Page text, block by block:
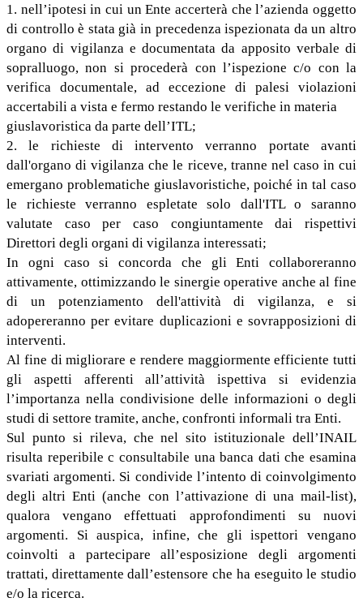
1. nell’ipotesi in cui un Ente accerterà che l’azienda oggetto
di controllo è stata già in precedenza ispezionata da un altro
organo di vigilanza e documentata da apposito verbale di
sopralluogo, non si procederà con l’ispezione c/o con la
verifica documentale, ad eccezione di palesi violazioni
accertabili a vista e fermo restando le verifiche in materia
giuslavoristica da parte dell’ITL;
2. le richieste di intervento verranno portate avanti
dall'organo di vigilanza che le riceve, tranne nel caso in cui
emergano problematiche giuslavoristiche, poiché in tal caso
le richieste verranno espletate solo dall'ITL o saranno
valutate caso per caso congiuntamente dai rispettivi
Direttori degli organi di vigilanza interessati;
In ogni caso si concorda che gli Enti collaboreranno
attivamente, ottimizzando le sinergie operative anche al fine
di un potenziamento dell'attività di vigilanza, e si
adopereranno per evitare duplicazioni e sovrapposizioni di
interventi.
Al fine di migliorare e rendere maggiormente efficiente tutti
gli aspetti afferenti all’attività ispettiva si evidenzia
l’importanza nella condivisione delle informazioni o degli
studi di settore tramite, anche, confronti informali tra Enti.
Sul punto si rileva, che nel sito istituzionale dell’INAIL
risulta reperibile c consultabile una banca dati che esamina
svariati argomenti. Si condivide l’intento di coinvolgimento
degli altri Enti (anche con l’attivazione di una mail-list),
qualora vengano effettuati approfondimenti su nuovi
argomenti. Si auspica, infine, che gli ispettori vengano
coinvolti a partecipare all’esposizione degli argomenti
trattati, direttamente dall’estensore che ha eseguito le studio
e/o la ricerca.